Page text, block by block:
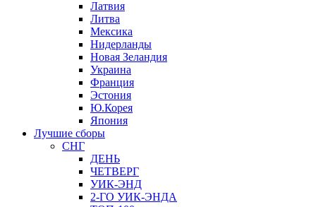
Латвия
Литва
Мексика
Нидерланды
Новая Зеландия
Украина
Франция
Эстония
Ю.Корея
Япония
Лучшие сборы
СНГ
ДЕНЬ
ЧЕТВЕРГ
УИК-ЭНД
2-ГО УИК-ЭНДА